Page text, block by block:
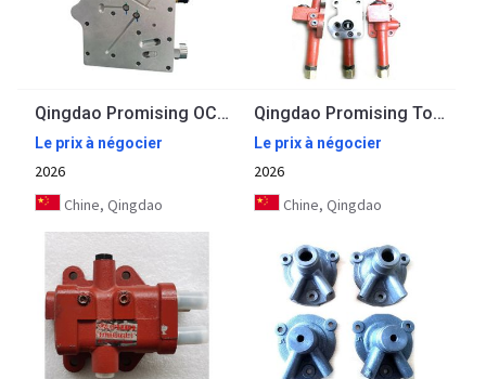
Qingdao Promising OCEANUS OC-821HC Control Valve
Le prix à négocier
2026
Chine, Qingdao
Qingdao Promising Torque Converter Inlet/Outlet Pressure Valve for China Loader
Le prix à négocier
2026
Chine, Qingdao